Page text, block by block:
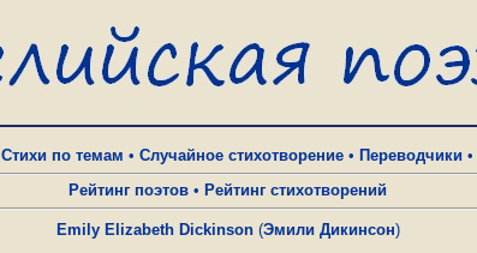
Стихи по темам • Случайное стихотворение• Переводчики •
Рейтинг поэтов • Рейтинг стихотворений
Emily Elizabeth Dickinson(Эмили Дикинсон)